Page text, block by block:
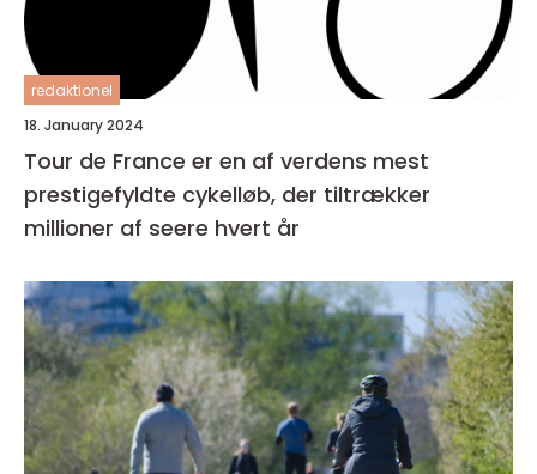
redaktionel
18. January 2024
Tour de France er en af verdens mest
prestigefyldte cykelløb, der tiltrækker
millioner af seere hvert år